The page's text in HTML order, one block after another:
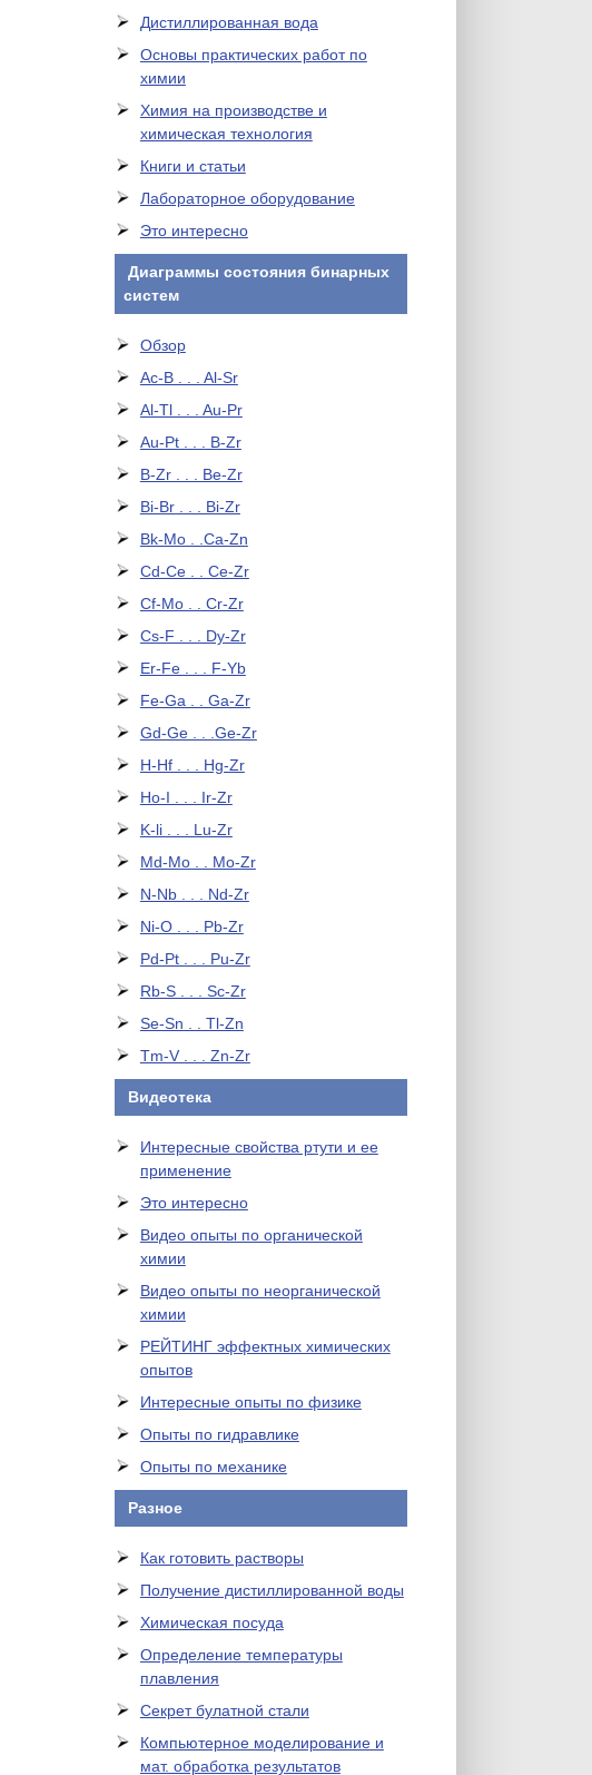
Дистиллированная вода
Основы практических работ по
химии
Химия на производстве и
химическая технология
Книги и статьи
Лабораторное оборудование
Это интересно
Диаграммы состояния бинарных
систем
Обзор
Ac-B . . . Al-Sr
Al-Tl . . . Au-Pr
Au-Pt . . . B-Zr
B-Zr . . . Be-Zr
Bi-Br . . . Bi-Zr
Bk-Mo . .Ca-Zn
Cd-Ce . . Ce-Zr
Cf-Mo . . Cr-Zr
Cs-F . . . Dy-Zr
Er-Fe . . . F-Yb
Fe-Ga . . Ga-Zr
Gd-Ge . . .Ge-Zr
H-Hf . . . Hg-Zr
Ho-I . . . Ir-Zr
K-li . . . Lu-Zr
Md-Mo . . Mo-Zr
N-Nb . . . Nd-Zr
Ni-O . . . Pb-Zr
Pd-Pt . . . Pu-Zr
Rb-S . . . Sc-Zr
Se-Sn . . Tl-Zn
Tm-V . . . Zn-Zr
Видеотека
Интересные свойства ртути и ее
применение
Это интересно
Видео опыты по органической
химии
Видео опыты по неорганической
химии
РЕЙТИНГ эффектных химических
опытов
Интересные опыты по физике
Опыты по гидравлике
Опыты по механике
Разное
Как готовить растворы
Получение дистиллированной воды
Химическая посуда
Определение температуры
плавления
Секрет булатной стали
Компьютерное моделирование и
мат. обработка результатов